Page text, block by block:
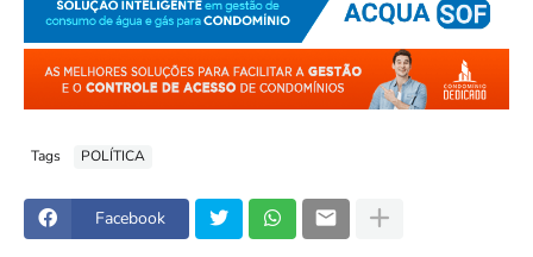
Tags POLÍTICA
Facebook